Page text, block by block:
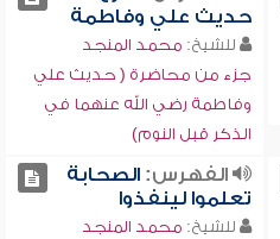
حديث علي وفاطمة
للشيخ: محمد المنجد
جزء من محاضرة ( حديث علي
وفاطمة رضي الله عنهما في
الذكر قبل النوم)
الفهرس:الصحابة
تعلموا لينفذوا
للشيخ: محمد المنجد